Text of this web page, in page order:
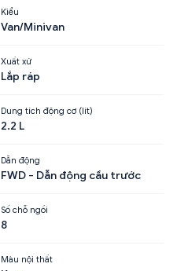
Kiểu
Van/Minivan
Xuất xứ
Lắp ráp
Dung tích động cơ (lít)
2.2 L
Dẫn động
FWD - Dẫn động cầu trước
Số chỗ ngồi
8
Màu nội thất